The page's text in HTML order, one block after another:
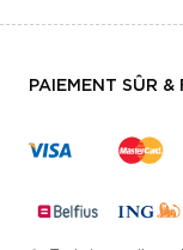
PAIEMENT SÛR &